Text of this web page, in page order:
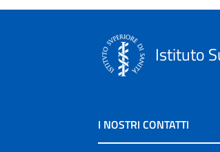
Istituto
I NOSTRI CONTATTI